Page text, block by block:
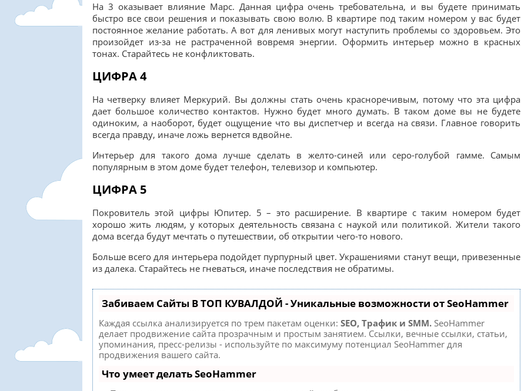
На 3 оказывает влияние Марс. Данная цифра очень требовательна, и вы будете принимать
быстро все свои решения и показывать свою волю. В квартире под таким номером у вас будет
постоянное желание работать. А вот для ленивых могут наступить проблемы со здоровьем. Это
произойдет из-за не растраченной вовремя энергии. Оформить интерьер можно в красных
тонах. Старайтесь не конфликтовать.
ЦИФРА 4
На четверку влияет Меркурий. Вы должны стать очень красноречивым, потому что эта цифра
дает большое количество контактов. Нужно будет много думать. В таком доме вы не будете
одиноким, а наоборот, будет ощущение что вы диспетчер и всегда на связи. Главное говорить
всегда правду, иначе ложь вернется вдвойне.
Интерьер для такого дома лучше сделать в желто-синей или серо-голубой гамме. Самым
популярным в этом доме будет телефон, телевизор и компьютер.
ЦИФРА 5
Покровитель этой цифры Юпитер. 5 – это расширение. В квартире с таким номером будет
хорошо жить людям, у которых деятельность связана с наукой или политикой. Жители такого
дома всегда будут мечтать о путешествии, об открытии чего-то нового.
Больше всего для интерьера подойдет пурпурный цвет. Украшениями станут вещи, привезенные
из далека. Старайтесь не гневаться, иначе последствия не обратимы.
Забиваем Сайты В ТОП КУВАЛДОЙ - Уникальные возможности от SeoHammer
Каждая ссылка анализируется по трем пакетам оценки: SEO, Трафик и SMM. SeoHammer
делает продвижение сайта прозрачным и простым занятием. Ссылки, вечные ссылки, статьи,
упоминания, пресс-релизы - используйте по максимуму потенциал SeoHammer для
продвижения вашего сайта.
Что умеет делать SeoHammer